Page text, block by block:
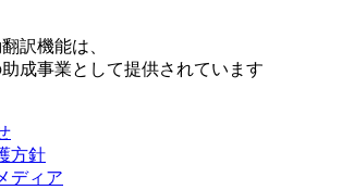
訳機能は、
成事業として提供されています
方針
ディア